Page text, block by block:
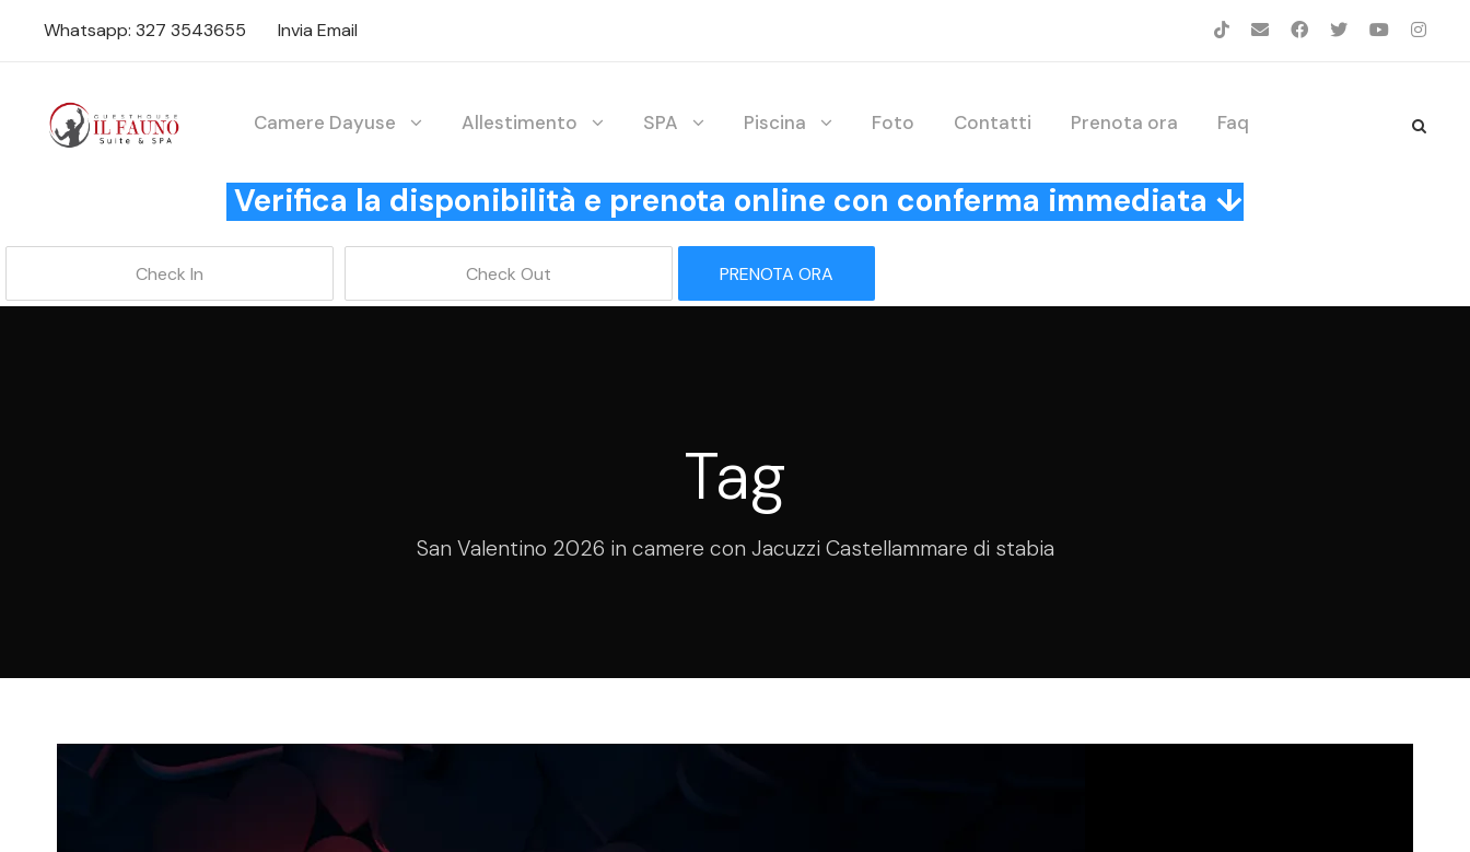
Whatsapp: 327 3543655 Invia Email
Camere Dayuse Allestimento SPA Piscina Foto Contatti Prenota ora Faq
Verifica la disponibilità e prenota online con conferma immediata ↓
PRENOTA ORA
Tag
San Valentino 2026 in camere con Jacuzzi Castellammare di stabia